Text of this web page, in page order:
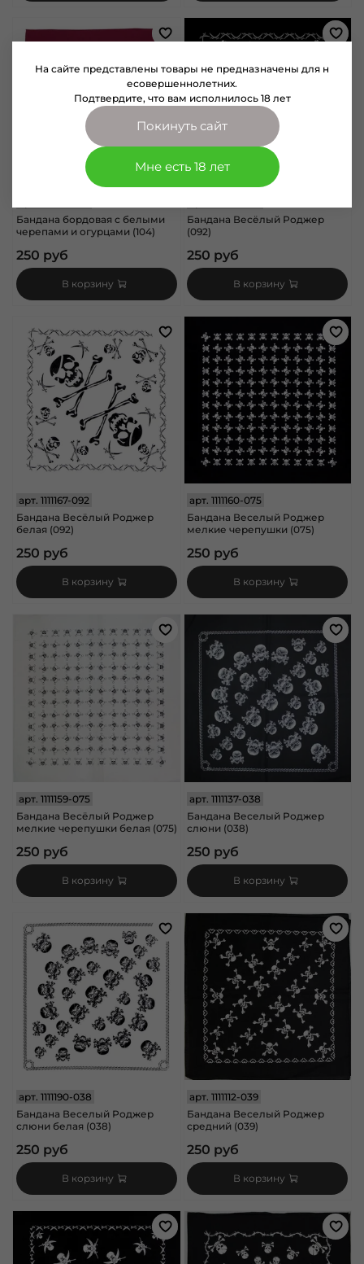
Бандана бордовая с белыми
черепами и огурцами (104)
250 руб
В корзину
Бандана Весёлый Роджер
(092)
250 руб
В корзину
арт. 1111167-092
Бандана Весёлый Роджер
белая (092)
250 руб
В корзину
арт.1111160-075
Бандана Веселый Роджер
мелкие черепушки (075)
250 руб
В корзину
арт. 1111159-075
Бандана Весёлый Роджер
мелкие черепушки белая (075)
250 руб
В корзину
арт.1111137-038
Бандана Веселый Роджер
слюни (038)
250 руб
В корзину
арт. 1111190-038
Бандана Веселый Роджер
слюни белая (038)
250 руб
В корзину
арт.1111112-039
Бандана Веселый Роджер
средний (039)
250 руб
В корзину
На сайте представлены товары не предназначены для н
есовершеннолетних.
Подтвердите, что вам исполнилось 18 лет
Покинуть сайт
Мне есть 18 лет